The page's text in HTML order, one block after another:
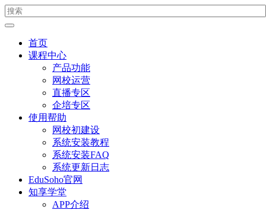
首页
课程中心
产品功能
网校运营
直播专区
企培专区
使用帮助
网校初建设
系统安装教程
系统安装FAQ
系统更新日志
EduSoho官网
知享学堂
APP介绍